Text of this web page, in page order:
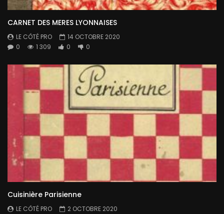
CARNET DES MERES LYONNAISES
LE CÔTÉ PRO
14 OCTOBRE 2020
0
1 309 0 0
Cuisinière Parisienne
LE CÔTÉ PRO
2 OCTOBRE 2020